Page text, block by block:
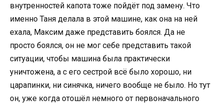
внутренностей капота тоже пойдёт под замену. Что
именно Таня делала в этой машине, как она на ней
ехала, Максим даже представить боялся. Да не
просто боялся, он не мог себе представить такой
ситуации, чтобы машина была практически
уничтожена, а с его сестрой всё было хорошо, ни
царапинки, ни синячка, ничего вообще не было. Но тут
он, уже когда отошёл немного от первоначального